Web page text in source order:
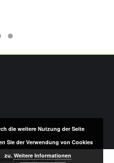
Aschaffenbug
die weitere Nutzung der Seite
Sie der Verwendung von Cookies
zu. Weitere Informationen